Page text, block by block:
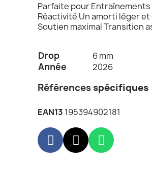
Parfaite pour
Réactivité Un amorti léger
Soutien maximal Transition
Drop 6 mm
Année 2026
Références spécifiques
EAN13 195394902181